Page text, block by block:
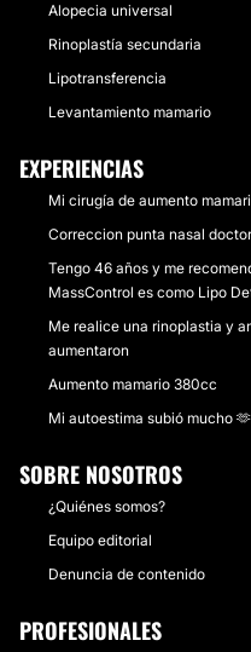
Alopecia universal
Rinoplastía secundaria
Lipotransferencia
Levantamiento mamario
EXPERIENCIAS
Mi cirugía de aumento
Correccion punta nasal
Tengo 46 años y me
MassControl es como Lipo
Me realice una rinoplastia y
aumentaron
Aumento mamario 380cc
Mi autoestima subió mucho
SOBRE NOSOTROS
¿Quiénes somos?
Equipo editorial
Denuncia de contenido
PROFESIONALES